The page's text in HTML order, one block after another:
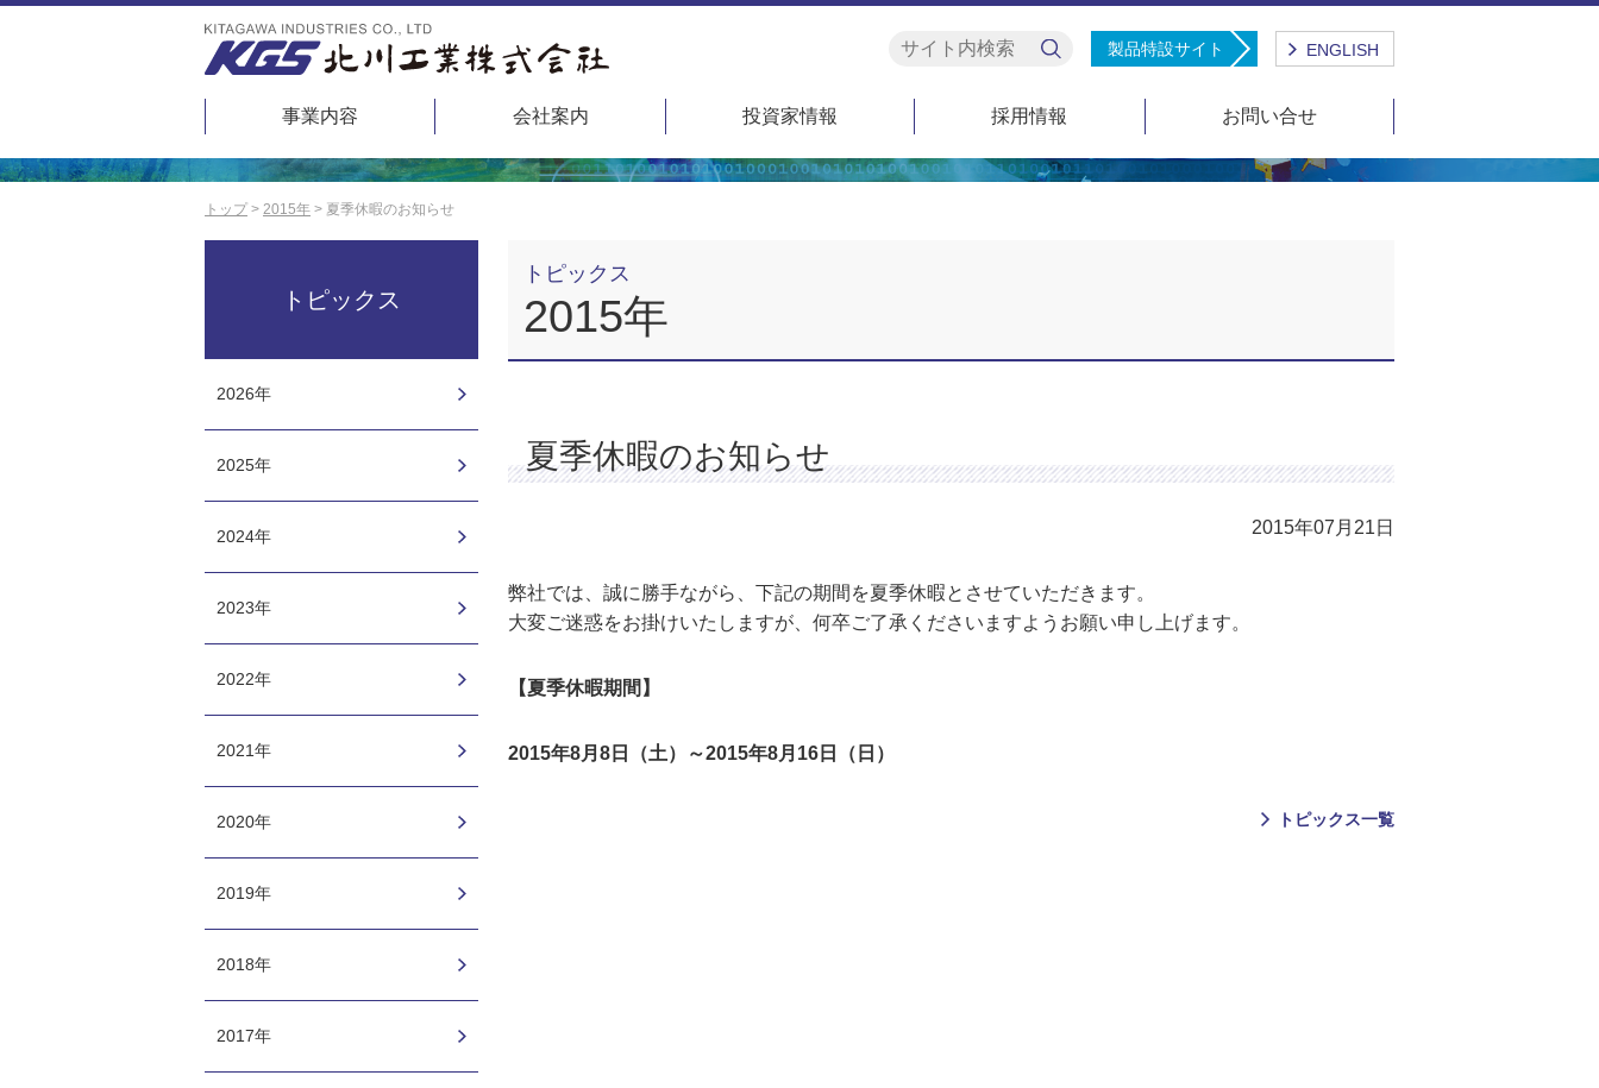
製品特設サイト ENGLISH
事業内容 会社案内 投資家情報 採用情報 お問い合せ
トップ 2015年 夏季休暇のお知らせ
トピックス
2015年
夏季休暇のお知らせ
2015年07月21日
弊社では、誠に勝手ながら、下記の期間を夏季休暇とさせていただきます。
大変ご迷惑をお掛けいたしますが、何卒ご了承くださいますようお願い申し上げます。
【夏季休暇期間】
2015年8月8日（土）～2015年8月16日（日）
トピックス一覧
トピックス
2026年
2025年
2024年
2023年
2022年
2021年
2020年
2019年
2018年
2017年